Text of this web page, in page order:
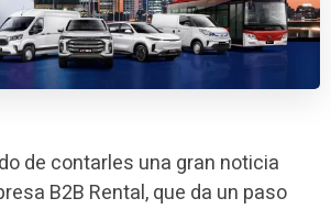
de contarles una gran noticia
B2B Rental, que da un paso